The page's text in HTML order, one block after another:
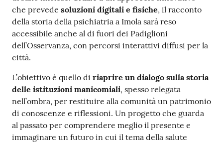
che prevede soluzioni digitali e fisiche, il racconto
della storia della psichiatria a Imola sarà reso
accessibile anche al di fuori dei Padiglioni
dell’Osservanza, con percorsi interattivi diffusi per la
città.
L’obiettivo è quello di riaprire un dialogo sulla storia
delle istituzioni manicomiali, spesso relegata
nell’ombra, per restituire alla comunità un patrimonio
di conoscenze e riflessioni. Un progetto che guarda
al passato per comprendere meglio il presente e
immaginare un futuro in cui il tema della salute